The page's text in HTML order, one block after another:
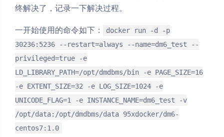
终解决了，记录一下解决过程。
一开始使用的命令如下：
docker run -d -p
30236:5236 --restart=always --name=dm6_test --
privileged=true -e
LD_LIBRARY_PATH=/opt/dmdbms/bin -e PAGE_SIZE=16
-e EXTENT_SIZE=32 -e LOG_SIZE=1024 -e
UNICODE_FLAG=1 -e INSTANCE_NAME=dm6_test -v
/opt/data:/opt/dmdbms/data 95xdocker/dm6-
centos7:1.0